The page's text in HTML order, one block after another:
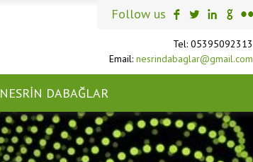
Follow us
Tel: 05395092313
Email: nesrindabaglar@gmail.com
NESRIN DABAĞLAR